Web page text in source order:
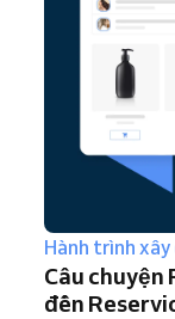
Hành trình
Câu
đến